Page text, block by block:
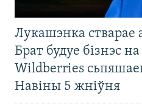
Лукашэнка стварае
Брат будуе бізнэс
Wildberries
Навіны 5 жніўня